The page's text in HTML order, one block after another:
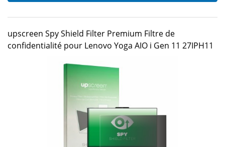
upscreen Spy Shield Filter Premium Filtre de
confidentialité pour Lenovo Yoga AIO i Gen 11 27IPH11